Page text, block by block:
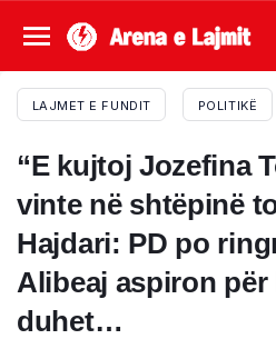
LAJMET E FUNDIT POLITIKË
“E kujtoj Jozefina
vinte në shtëpinë
Hajdari: PD po
Alibeaj aspiron për
duhet…